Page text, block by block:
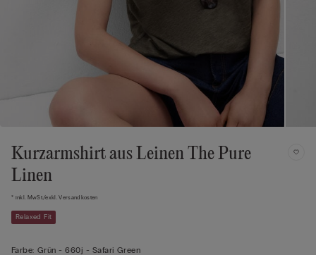
Kurzarmshirt aus Leinen The Pure
Linen
* inkl. MwSt./exkl. Versandkosten
Relaxed Fit
Farbe: Grün -660j - Safari Green